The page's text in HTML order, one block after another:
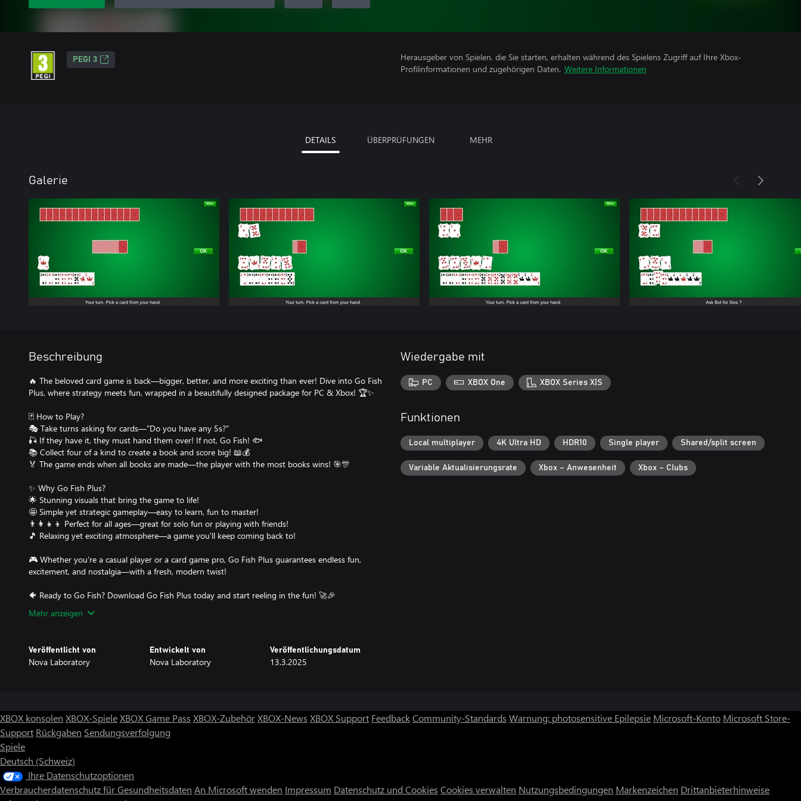
PEGI 3
Herausgeber von Spielen, die Sie starten, erhalten während des Spielens Zugriff auf Ihre Xbox-
Profilinformationen und zugehörigen Daten. Weitere Informationen
DETAILS ÜBERPRÜFUNGEN MEHR
Galerie
Beschreibung
🔥 The beloved card game is back—bigger, better, and more exciting than ever! Dive into Go Fish
Plus, where strategy meets fun, wrapped in a beautifully designed package for PC & Xbox! 🏆✨
🃏 How to Play?
🎭 Take turns asking for cards—"Do you have any 5s?"
🎣 If they have it, they must hand them over! If not, Go Fish! 🐟
📚 Collect four of a kind to create a book and score big! 📖💰
🏅 The game ends when all books are made—the player with the most books wins! 🎯🎊
✨ Why Go Fish Plus?
🌟 Stunning visuals that bring the game to life!
🤩 Simple yet strategic gameplay—easy to learn, fun to master!
👨‍👩‍👧‍👦 Perfect for all ages—great for solo fun or playing with friends!
🎵 Relaxing yet exciting atmosphere—a game you'll keep coming back to!
🎮 Whether you're a casual player or a card game pro, Go Fish Plus guarantees endless fun,
excitement, and nostalgia—with a fresh, modern twist!
Mehr anzeigen
Veröffentlicht von
Nova Laboratory
Entwickelt von
Nova Laboratory
Veröffentlichungsdatum
13.3.2025
Wiedergabe mit
PC XBOX One XBOX Series X|S
Funktionen
Local multiplayer 4K Ultra HD HDR10 Single player Shared/split screen
Variable Aktualisierungsrate Xbox – Anwesenheit Xbox – Clubs
XBOX konsolen XBOX-SpieleXBOX Game Pass XBOX-ZubehörXBOX-News XBOX Support FeedbackCommunity-Standards Warnung: photosensitive Epilepsie Microsoft-Konto Microsoft Store-
Support Rückgaben Sendungsverfolgung
Spiele
Deutsch (Schweiz)
Ihre Datenschutzoptionen
Verbraucherdatenschutz für Gesundheitsdaten An Microsoft wenden Impressum Datenschutz und Cookies Cookies verwalten Nutzungsbedingungen Markenzeichen Drittanbieterhinweise